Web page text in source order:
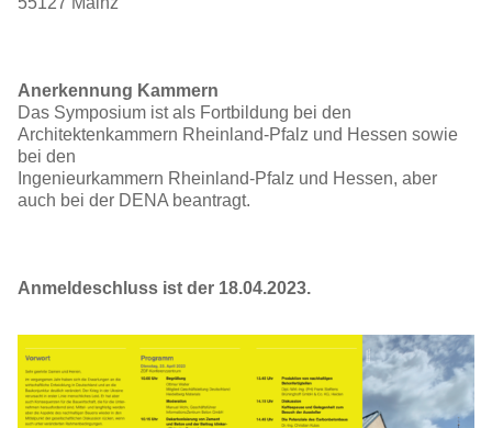
Anerkennung Kammern
Das Symposium ist als Fortbildung bei den
Architektenkammern Rheinland-Pfalz und Hessen sowie
bei den
Ingenieurkammern Rheinland-Pfalz und Hessen, aber
auch bei der DENA beantragt.
Anmeldeschluss ist der 18.04.2023.